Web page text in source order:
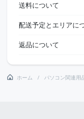
送料について
配送予定とエリアに
返品について
ホーム パソコン関連用